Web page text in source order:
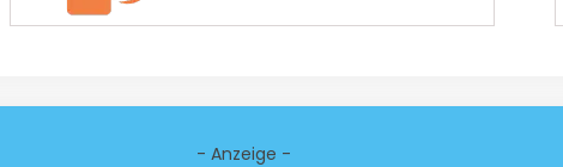
- Anzeige -